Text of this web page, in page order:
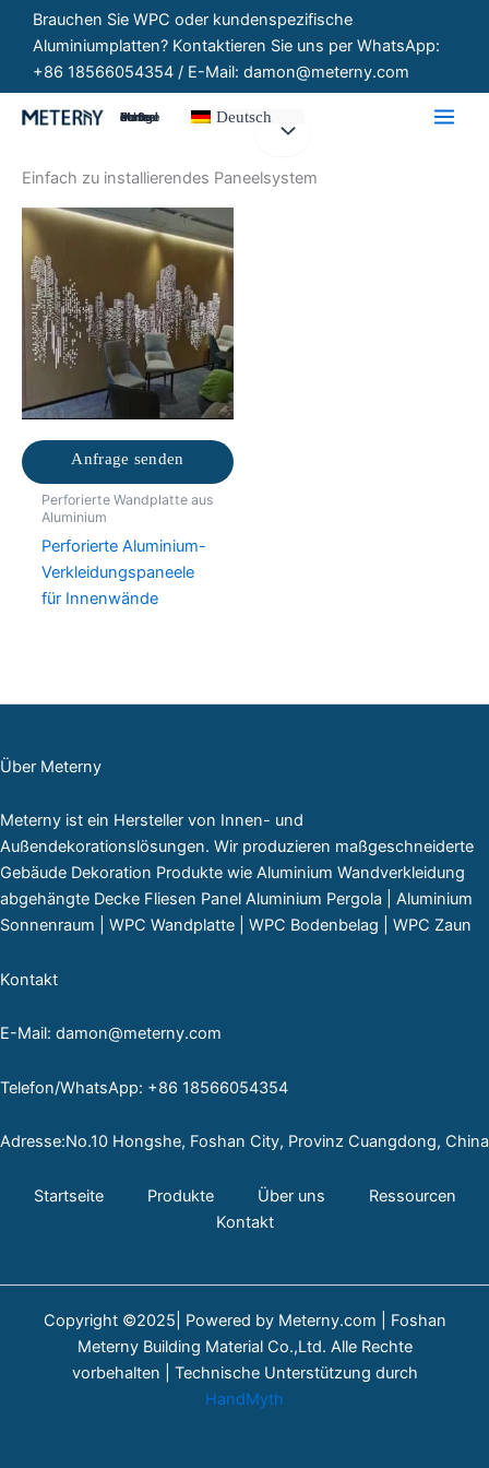
Inhalt
springen
Brauchen Sie WPC oder kundenspezifische
Aluminiumplatten? Kontaktieren Sie uns per WhatsApp:
+86 18566054354 / E-Mail: damon@meterny.com
Maßgeschneiderte Paneele Deutsch
Einfach zu installierendes Paneelsystem
Anfrage senden
Perforierte Wandplatte aus
Aluminium
Perforierte Aluminium-
Verkleidungspaneele
für Innenwände
Über Meterny
Meterny ist ein Hersteller von Innen- und
Außendekorationslösungen. Wir produzieren maßgeschneiderte
Gebäude Dekoration Produkte wie Aluminium Wandverkleidung
abgehängte Decke Fliesen Panel Aluminium Pergola | Aluminium
Sonnenraum | WPC Wandplatte | WPC Bodenbelag | WPC Zaun
Kontakt
E-Mail: damon@meterny.com
Telefon/WhatsApp: +86 18566054354
Adresse:No.10 Hongshe, Foshan City, Provinz Cuangdong, China
Startseite Produkte Über uns
Ressourcen
Kontakt
Copyright ©2025| Powered by Meterny.com | Foshan
Meterny Building Material Co.,Ltd. Alle Rechte
vorbehalten | Technische Unterstützung durch
HandMyth